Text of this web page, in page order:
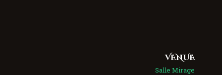
VENUE
Salle Mirage